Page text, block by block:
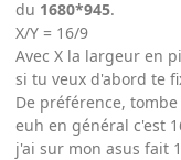
du 1680*945.
X/Y = 16/9
Avec X la largeur en
si tu veux d'abord te
De préférence,
euh en général c'est
j'ai sur mon asus fait